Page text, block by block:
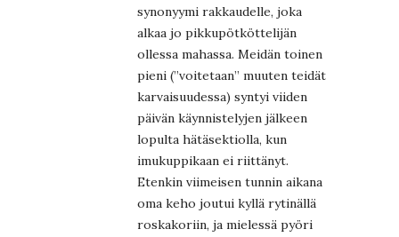
synonyymi rakkaudelle, joka
alkaa jo pikkupötköttelijän
ollessa mahassa. Meidän toinen
pieni (”voitetaan” muuten teidät
karvaisuudessa) syntyi viiden
päivän käynnistelyjen jälkeen
lopulta hätäsektiolla, kun
imukuppikaan ei riittänyt.
Etenkin viimeisen tunnin aikana
oma keho joutui kyllä rytinällä
roskakoriin, ja mielessä pyöri